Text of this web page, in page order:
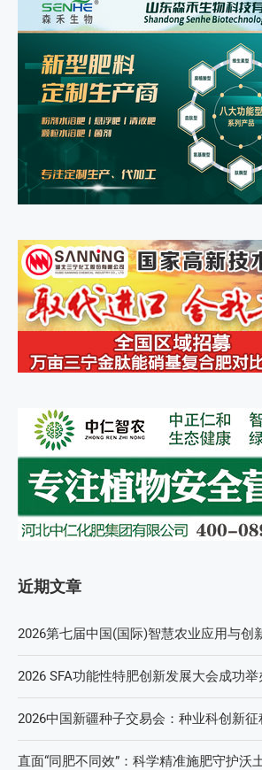
近期文章
2026第七届中国(国际)智慧农业应用与创
2026 SFA功能性特肥创新发展大会成功举
2026中国新疆种子交易会：种业科创新
直面“同肥不同效”：科学精准施肥守护沃